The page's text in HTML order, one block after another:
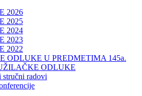
2026
2025
2024
2023
2022
ODLUKE U PREDMETIMA 145a.
ODLUKE
radovi